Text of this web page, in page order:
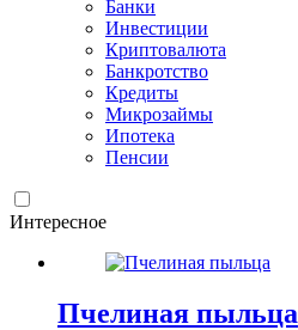
Банки
Инвестиции
Криптовалюта
Банкротство
Кредиты
Микрозаймы
Ипотека
Пенсии
Интересное
Пчелиная пыльца